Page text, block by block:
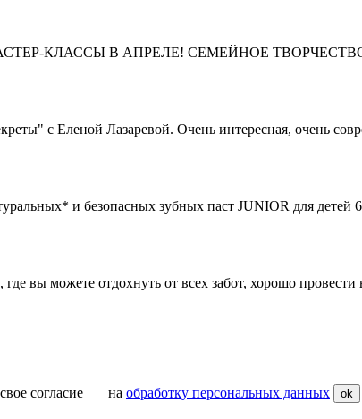
КЛАССЫ В АПРЕЛЕ! СЕМЕЙНОЕ ТВОРЧЕСТВО В
с Еленой Лазаревой. Очень интересная, очень
и безопасных зубных паст JUNIOR для детей
вы можете отдохнуть от всех забот, хорошо
свое согласие на обработку персональных данных ok